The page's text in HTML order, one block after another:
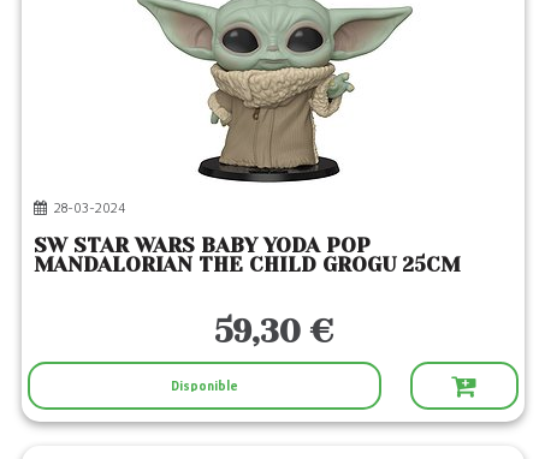
28-03-2024
SW STAR WARS BABY YODA POP
MANDALORIAN THE CHILD GROGU 25CM
59,30 €
Disponible